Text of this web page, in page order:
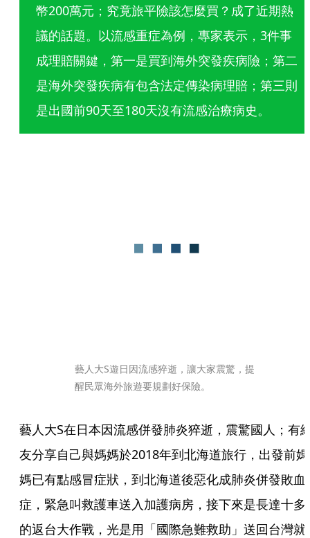
幣200萬元；究竟旅平險該怎麼買？成了近期熱
議的話題。以流感重症為例，專家表示，3件事
成理賠關鍵，第一是買到海外突發疾病險；第二
是海外突發疾病有包含法定傳染病理賠；第三則
是出國前90天至180天沒有流感治療病史。
藝人大S遊日因流感猝逝，讓大家震驚，提
醒民眾海外旅遊要規劃好保險。
藝人大S在日本因流感併發肺炎猝逝，震驚國人；有
友分享自己與媽媽於2018年到北海道旅行，出發前媽
媽已有點感冒症狀，到北海道後惡化成肺炎併發敗血
症，緊急叫救護車送入加護病房，接下來是長達十多
的返台大作戰，光是用「國際急難救助」送回台灣就